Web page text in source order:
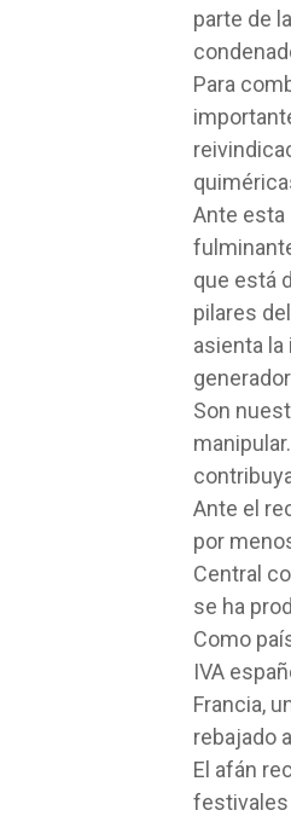
parte de
Para
Ante esta
que está
pilares
asienta la
Son
Ante el
por
Central
se ha
Como
IVA
Francia,
rebajado
El afán
festivales